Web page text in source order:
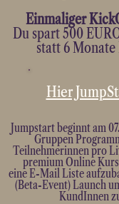
Einmaliger
Du spart 500
statt 6
Hier
Jumpstart beginnt am
Gruppen
Teilnehmerinnen pro
premiumOnlineKurs
eineE-Mail Liste
(Beta-Event) Launch
KundInnen